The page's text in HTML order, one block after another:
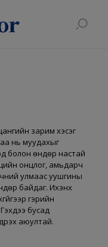
зарим хэсэг
нь муудахыг
болон өндөр настай
онцлог, амьдарч
улмаас уушгины
байдаг. Ихэнх
гэрийн
бусад
аюултай.